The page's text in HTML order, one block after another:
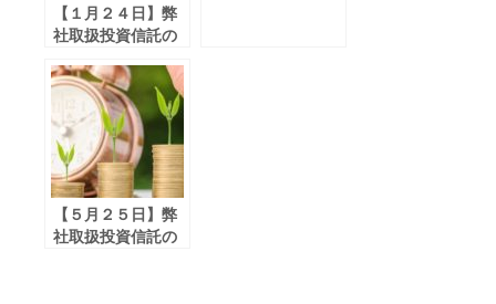
【１月２４日】弊
社取扱投資信託の
ついて
【５月２５日】弊
社取扱投資信託の